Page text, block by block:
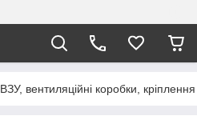
ВЗУ, вентиляційні коробки, кріплення